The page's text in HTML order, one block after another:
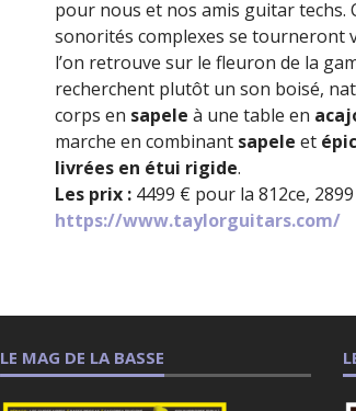
pour nous et nos amis guitar techs.
sonorités complexes se tourneront
l’on retrouve sur le fleuron de la
recherchent plutôt un son boisé,
corps en sapele à une table en
marche en combinant sapele et
livrées en étui rigide.
Les prix : 4499 € pour la 812ce,
https://www.taylorguitars.com/
LE MAG DE LA BASSE